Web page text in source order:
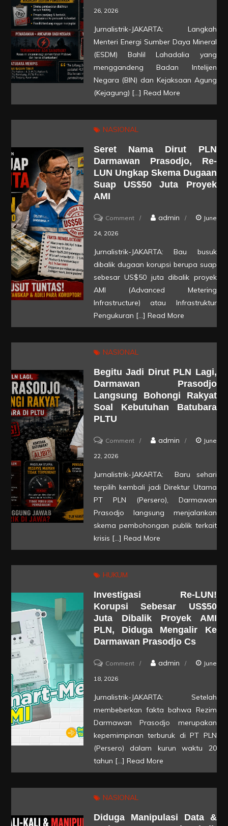
dan
Kejagung
Harus
Serius
Stok
PLN,
“Awas,
Dirut
Licik!”
26, 2026
Jurnalistrik-JAKARTA: Langkah
Menteri Energi Sumber Daya Mineral
(ESDM) Bahlil Lahadalia yang
menggandeng Badan Intelijen
Negara (BIN) dan Kejaksaan Agung
(Kejagung) […] Read More
NASIONAL
Seret Nama Dirut PLN
Darmawan Prasodjo, Re-
LUN Ungkap Skema Dugaan
Suap US$50 Juta Proyek
AMI
Commenton
PLN
Darmawan
Prasodjo,
Re-
Ungkap
Dugaan
Suap
US$50
AMI
admin June
24, 2026
Jurnalistrik-JAKARTA: Bau busuk
dibalik dugaan korupsi berupa suap
sebesar US$50 juta dibalik proyek
AMI (Advanced Metering
Infrastructure) atau Infrastruktur
Pengukuran […] Read More
NASIONAL
Begitu Jadi Dirut PLN Lagi,
Darmawan Prasodjo
Langsung Bohongi Rakyat
Soal Kebutuhan Batubara
PLTU
Commenton
PLN
Lagi,
Darmawan
Prasodjo
Bohongi
Soal
Kebutuhan
Batubara
PLTU
admin June
22, 2026
Jurnalistrik-JAKARTA: Baru sehari
terpilih kembali jadi Direktur Utama
PT PLN (Persero), Darmawan
Prasodjo langsung menjalankan
skema pembohongan publik terkait
krisis […] Read More
HUKUM
Investigasi Re-LUN!
Korupsi Sebesar US$50
Juta Dibalik Proyek AMI
PLN, Diduga Mengalir Ke
Darmawan Prasodjo Cs
Commenton
Korupsi
Sebesar
US$50
Juta
Proyek
PLN,
admin June
18, 2026
Jurnalistrik-JAKARTA: Setelah
membeberkan fakta bahwa Rezim
Darmawan Prasodjo merupakan
kepemimpinan terburuk di PT PLN
(Persero) dalam kurun waktu 20
tahun […] Read More
NASIONAL
Diduga Manipulasi Data &